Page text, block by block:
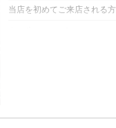
当店を初めてご来店される方